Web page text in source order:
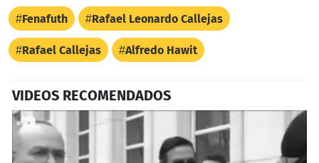
Fenafuth Rafael Leonardo Callejas
Rafael Callejas Alfredo Hawit
VIDEOS RECOMENDADOS